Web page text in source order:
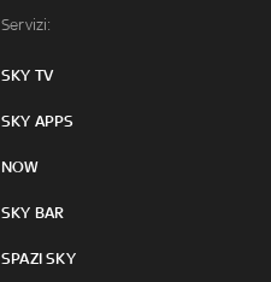
Servizi:
SKY TV
SKY APPS
NOW
SKY BAR
SPAZI SKY